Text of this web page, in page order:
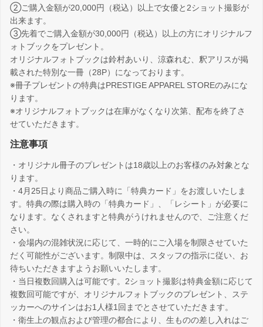
②ご購入金額が20,000円（税込）以上で女優と2ショット撮影が
出来ます。
③先着でご購入金額が30,000円（税込）以上の方にオリジナルフ
ォトブックをプレゼント。
オリジナルフォトブックは鈴村あいり、涼森れむ、釈アリスが掲
載された特別な一冊（28P）になっております。
※冊子プレゼントの特典はPRESTIGE APPAREL STOREのみにな
ります。
※オリジナルフォトブックは在庫がなくなり次第、配布を終了さ
せていただきます。
注意事項
・オリジナル冊子のプレゼントは18歳以上のお客様のみ対象とな
ります。
・4月25日より商品ご購入時に「特典カード」をお渡しいたしま
す。特典の際は購入時の「特典カード」、「レシート」が必要に
なります。なくされますと特典がうけれませんので、ご注意くだ
さい。
・会場内の混雑状況に応じて、一時的にご入場を制限させていた
だく可能性がございます。制限中は、スタッフの指示に従い、お
待ちいただきますようお願いいたします。
・当日複数回購入は可能です。2ショット撮影は特典金額に応じて
複数回可能ですが、オリジナルフォトブックのプレゼント、ステ
ッカーへのサインはお1人様1回までとさせていただきます。
・衛生上の観点および管理の都合により、生ものの差し入れはご